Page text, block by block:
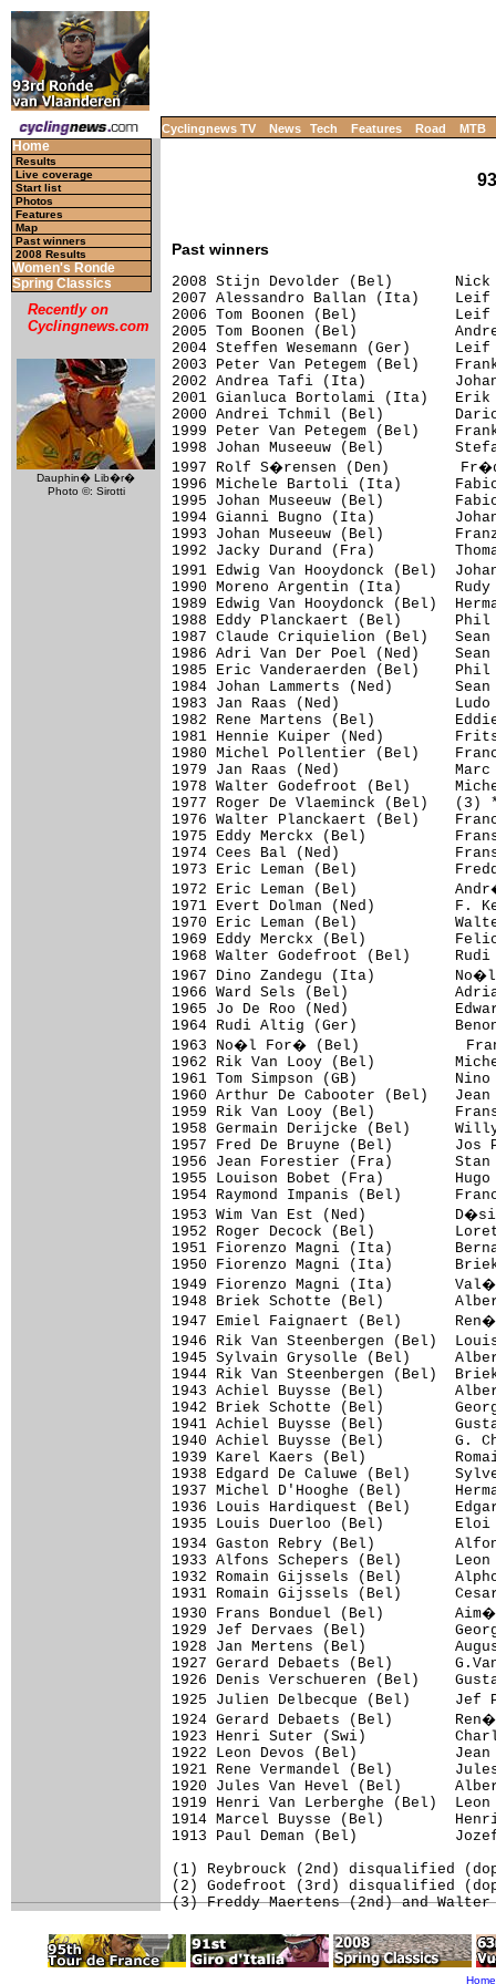
Cyclingnews TV News Tech Features Road MTB
Home
Results
Live coverage
Start list
Photos
Features
Map
Past winners
2008 Results
Women's Ronde
Spring Classics
Recently on
Cyclingnews.com
Dauphin� Lib�r�
Photo ©: Sirotti
Past winners
2008 Stijn Devolder (Bel)       Nick
2007 Alessandro Ballan (Ita)
2006 Tom Boonen (Bel)
2005 Tom Boonen (Bel)
2004 Steffen Wesemann (Ger)
2003 Peter Van Petegem (Bel)
2002 Andrea Tafi (Ita)          Johan
2001 Gianluca Bortolami (Ita)
2000 Andrei Tchmil (Bel)
1999 Peter Van Petegem (Bel)
1998 Johan Museeuw (Bel)
1997 Rolf S�rensen (Den)
1996 Michele Bartoli (Ita)
1995 Johan Museeuw (Bel)
1994 Gianni Bugno (Ita)
1993 Johan Museeuw (Bel)
1992 Jacky Durand (Fra)
1991 Edwig Van Hooydonck (Bel)
1990 Moreno Argentin (Ita)
1989 Edwig Van Hooydonck (Bel)
1988 Eddy Planckaert (Bel)
1987 Claude Criquielion (Bel)
1986 Adri Van Der Poel (Ned)
1985 Eric Vanderaerden (Bel)
1984 Johan Lammerts (Ned)
1983 Jan Raas (Ned)
1982 Rene Martens (Bel)
1981 Hennie Kuiper (Ned)
1980 Michel Pollentier (Bel)
1979 Jan Raas (Ned)
1978 Walter Godefroot (Bel)
1977 Roger De Vlaeminck
1976 Walter Planckaert (Bel)
1975 Eddy Merckx (Bel)
1974 Cees Bal (Ned)
1973 Eric Leman (Bel)
1972 Eric Leman (Bel)
1971 Evert Dolman (Ned)         F.
1970 Eric Leman (Bel)
1969 Eddy Merckx (Bel)
1968 Walter Godefroot (Bel)
1967 Dino Zandegu (Ita)
1966 Ward Sels (Bel)
1965 Jo De Roo (Ned)
1964 Rudi Altig (Ger)
1963 No�l For� (Bel)            Frans
1962 Rik Van Looy (Bel)
1961 Tom Simpson (GB)
1960 Arthur De Cabooter (Bel)
1959 Rik Van Looy (Bel)
1958 Germain Derijcke (Bel)
1957 Fred De Bruyne (Bel)
1956 Jean Forestier (Fra)
1955 Louison Bobet (Fra)
1954 Raymond Impanis (Bel)
1953 Wim Van Est (Ned)
1952 Roger Decock (Bel)
1951 Fiorenzo Magni (Ita)
1950 Fiorenzo Magni (Ita)
1949 Fiorenzo Magni (Ita)
1948 Briek Schotte (Bel)
1947 Emiel Faignaert (Bel)
1946 Rik Van Steenbergen (Bel)
1945 Sylvain Grysolle (Bel)
1944 Rik Van Steenbergen (Bel)
1943 Achiel Buysse (Bel)
1942 Briek Schotte (Bel)
1941 Achiel Buysse (Bel)
1940 Achiel Buysse (Bel)        G.
1939 Karel Kaers (Bel)
1938 Edgard De Caluwe (Bel)
1937 Michel D'Hooghe (Bel)
1936 Louis Hardiquest (Bel)
1935 Louis Duerloo (Bel)        Eloi
1934 Gaston Rebry (Bel)
1933 Alfons Schepers (Bel)
1932 Romain Gijssels (Bel)
1931 Romain Gijssels (Bel)
1930 Frans Bonduel (Bel)
1929 Jef Dervaes (Bel)
1928 Jan Mertens (Bel)
1927 Gerard Debaets (Bel)
1926 Denis Verschueren (Bel)
1925 Julien Delbecque (Bel)
1924 Gerard Debaets (Bel)
1923 Henri Suter (Swi)
1922 Leon Devos (Bel)
1921 Rene Vermandel (Bel)
1920 Jules Van Hevel (Bel)
1919 Henri Van Lerberghe (Bel)
1914 Marcel Buysse (Bel)
1913 Paul Deman (Bel)
(1) Reybrouck (2nd) disqualified
(2) Godefroot (3rd) disqualified
Home